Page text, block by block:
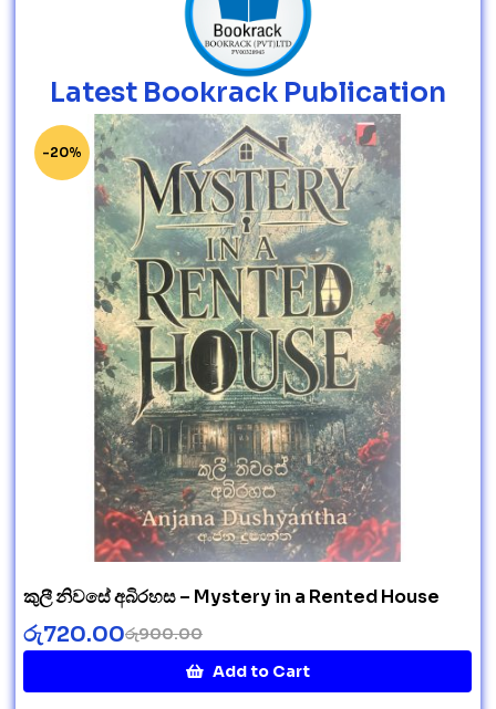
Latest Bookrack Publication
-20%
කුලී නිවසේ අබිරහස – Mystery in a Rented House
රු900.00
රු720.00
Add to Cart